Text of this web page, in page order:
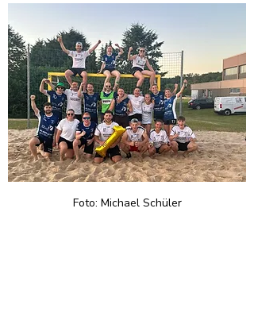
Foto: Michael Schüler